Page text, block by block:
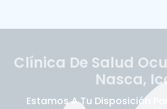
Clínica De Salud
Nasca,
Estamos A Tu Disposición